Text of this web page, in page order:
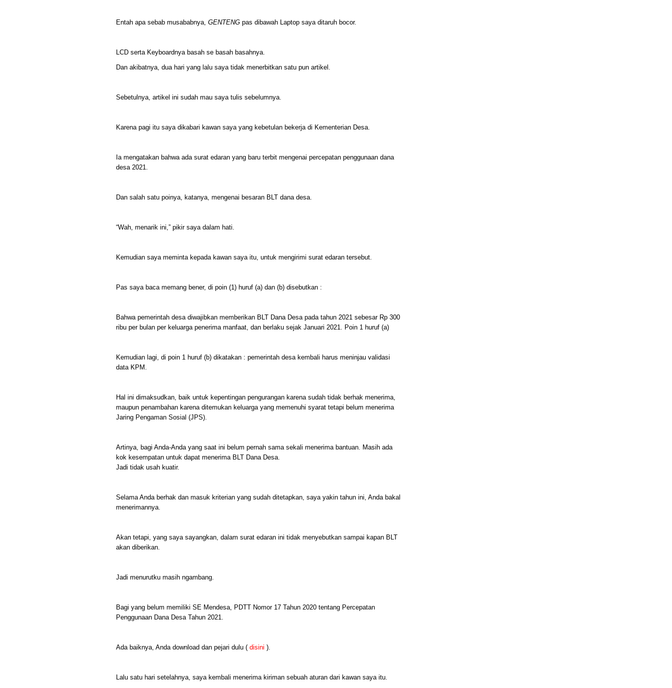
Entah apa sebab musababnya, GENTENG pas dibawah Laptop saya ditaruh bocor.
LCD serta Keyboardnya basah se basah basahnya.
Dan akibatnya, dua hari yang lalu saya tidak menerbitkan satu pun artikel.
Sebetulnya, artikel ini sudah mau saya tulis sebelumnya.
Karena pagi itu saya dikabari kawan saya yang kebetulan bekerja di Kementerian Desa.
Ia mengatakan bahwa ada surat edaran yang baru terbit mengenai percepatan penggunaan dana
desa 2021.
Dan salah satu poinya, katanya, mengenai besaran BLT dana desa.
“Wah, menarik ini,” pikir saya dalam hati.
Kemudian saya meminta kepada kawan saya itu, untuk mengirimi surat edaran tersebut.
Pas saya baca memang bener, di poin (1) huruf (a) dan (b) disebutkan :
Bahwa pemerintah desa diwajibkan memberikan BLT Dana Desa pada tahun 2021 sebesar Rp 300
ribu per bulan per keluarga penerima manfaat, dan berlaku sejak Januari 2021. Poin 1 huruf (a)
Kemudian lagi, di poin 1 huruf (b) dikatakan : pemerintah desa kembali harus meninjau validasi
data KPM.
Hal ini dimaksudkan, baik untuk kepentingan pengurangan karena sudah tidak berhak menerima,
maupun penambahan karena ditemukan keluarga yang memenuhi syarat tetapi belum menerima
Jaring Pengaman Sosial (JPS).
Artinya, bagi Anda-Anda yang saat ini belum pernah sama sekali menerima bantuan. Masih ada
kok kesempatan untuk dapat menerima BLT Dana Desa.
Jadi tidak usah kuatir.
Selama Anda berhak dan masuk kriterian yang sudah ditetapkan, saya yakin tahun ini, Anda bakal
menerimannya.
Akan tetapi, yang saya sayangkan, dalam surat edaran ini tidak menyebutkan sampai kapan BLT
akan diberikan.
Jadi menurutku masih ngambang.
Bagi yang belum memiliki SE Mendesa, PDTT Nomor 17 Tahun 2020 tentang Percepatan
Penggunaan Dana Desa Tahun 2021.
Ada baiknya, Anda download dan pejari dulu ( disini ).
Lalu satu hari setelahnya, saya kembali menerima kiriman sebuah aturan dari kawan saya itu.